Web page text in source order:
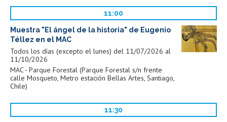
11:00
Muestra "El ángel de la historia" de Eugenio
Téllez en el MAC
Todos los días (excepto el lunes) del 11/07/2026 al
11/10/2026
MAC - Parque Forestal (Parque Forestal s/n frente
calle Mosqueto, Metro estación Bellas Artes, Santiago,
Chile)
11:30